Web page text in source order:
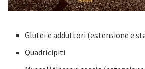
Glutei e adduttori (estensione e
Quadricipiti